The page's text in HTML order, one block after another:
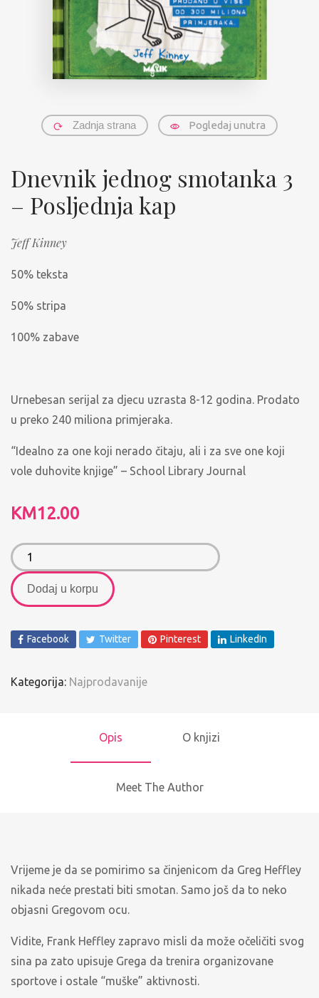
Zadnja strana Pogledaj unutra
Dnevnik jednog smotanka 3
– Posljednja kap
Jeff Kinney
50% teksta
50% stripa
100% zabave
Urnebesan serijal za djecu uzrasta 8-12 godina. Prodato
u preko 240 miliona primjeraka.
“Idealno za one koji nerado čitaju, ali i za sve one koji
vole duhovite knjige” – School Library Journal
KM12.00
Dodaj u korpu
Facebook Twitter Pinterest LinkedIn
Kategorija: Najprodavanije
Opis O knjizi
Meet The Author
Vrijeme je da se pomirimo sa činjenicom da Greg Heffley
nikada neće prestati biti smotan. Samo još da to neko
objasni Gregovom ocu.
Vidite, Frank Heffley zapravo misli da može očeličiti svog
sina pa zato upisuje Grega da trenira organizovane
sportove i ostale “muške” aktivnosti.